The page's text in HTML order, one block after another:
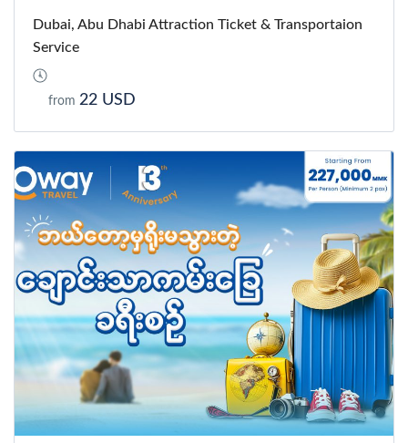
Dubai, Abu Dhabi Attraction Ticket & Transportaion
Service
from 22 USD